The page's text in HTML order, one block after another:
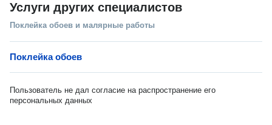
Услуги других специалистов
Поклейка обоев и малярные работы
Поклейка обоев
Пользователь не дал согласие на распространение его
персональных данных